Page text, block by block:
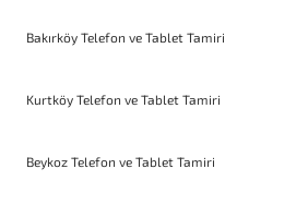
Bakırköy Telefon ve Tablet Tamiri
Kurtköy Telefon ve Tablet Tamiri
Beykoz Telefon ve Tablet Tamiri